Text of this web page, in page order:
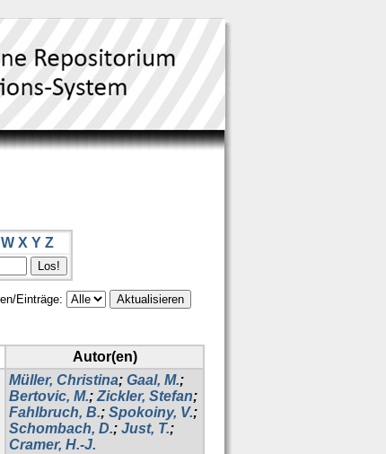
W X Y Z
Einträge:
Autor(en)
Müller, Christina; Gaal, M.;
Bertovic, M.; Zickler, Stefan;
Fahlbruch, B.; Spokoiny, V.;
Schombach, D.; Just, T.;
Cramer, H.-J.